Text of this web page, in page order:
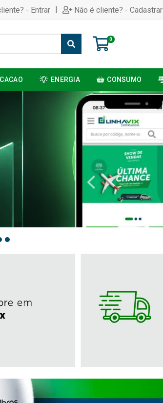
- Entrar | Não é cliente? - Cadastrar
0
ENERGIA CONSUMO